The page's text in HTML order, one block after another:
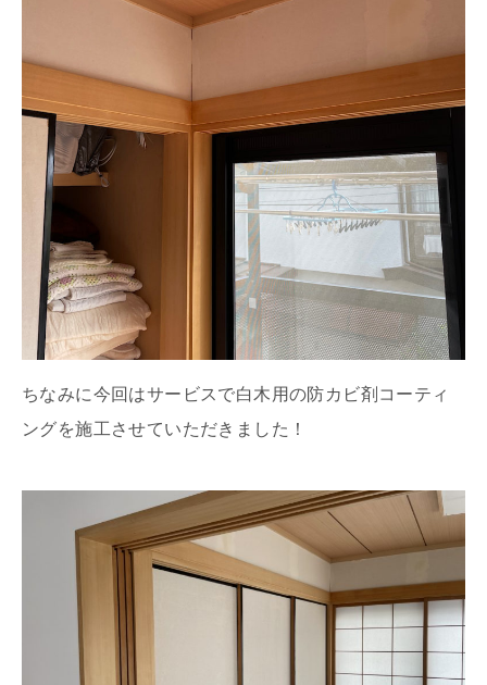
ちなみに今回はサービスで白木用の防カビ剤コーティ
ングを施工させていただきました！